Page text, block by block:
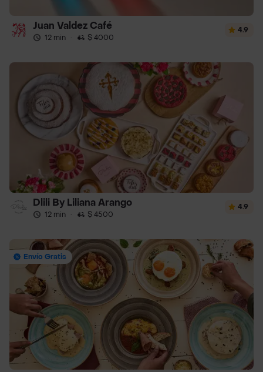
Juan Valdez Café
12 min · $ 4000
4.9
Dlili By Liliana Arango
12 min · $ 4500
4.9
Envío Gratis